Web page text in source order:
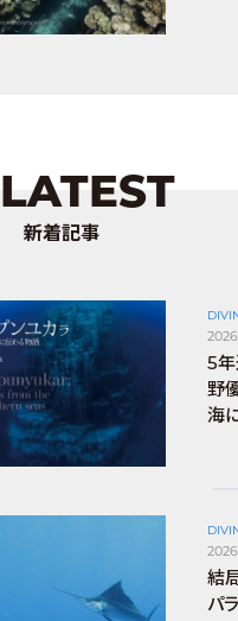
LATEST
新着記事
5年
野
海
結
パ